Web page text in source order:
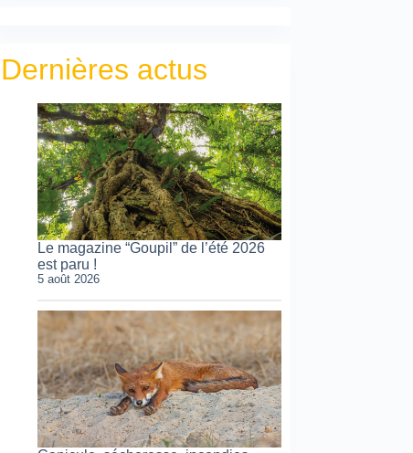
Dernières actus
Le magazine “Goupil” de l’été 2026
est paru !
5 août 2026